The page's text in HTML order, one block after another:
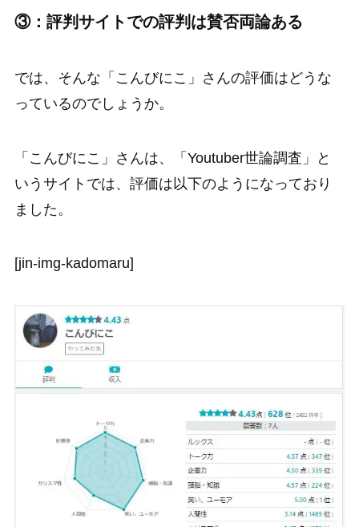
③：評判サイトでの評判は賛否両論ある
では、そんな「こんびにこ」さんの評価はどうな
っているのでしょうか。
「こんびにこ」さんは、「Youtuber世論調査」と
いうサイトでは、評価は以下のようになっており
ました。
[jin-img-kadomaru]